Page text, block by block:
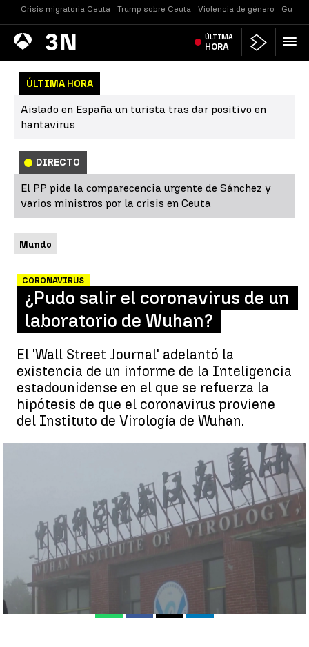
Crisis migratoria Ceuta Trump sobre Ceuta Violencia de género
Antena
3 Noticias ÚLTIMA
HORA
ÚLTIMA HORA
Aislado en España un turista tras dar positivo en
hantavirus
DIRECTO
El PP pide la comparecencia urgente de Sánchez y
varios ministros por la crisis en Ceuta
Mundo
CORONAVIRUS
¿Pudo salir el coronavirus de un
laboratorio de Wuhan?
El 'Wall Street Journal' adelantó la
existencia de un informe de la Inteligencia
estadounidense en el que se refuerza la
hipótesis de que el coronavirus proviene
del Instituto de Virología de Wuhan.
Un informe de inteligencia de EE.UU. refuerza la teoría de que el
covid-19 proviene de un laboratorio chino |
Antena 3 Noticias
Antena 3 Noticias
Publicado:
WhatsappFacebook
X